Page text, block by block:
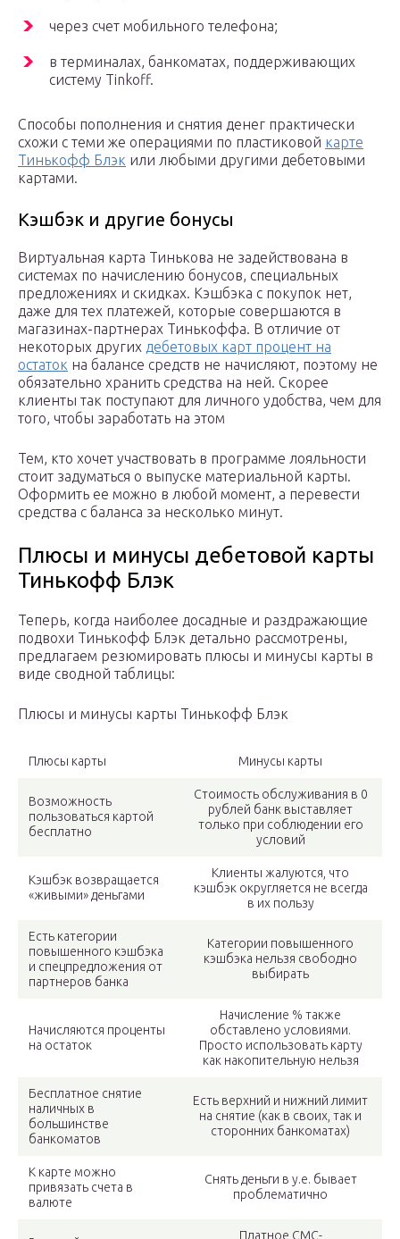
через счет мобильного телефона;
в терминалах, банкоматах, поддерживающих
систему Tinkoff.
Способы пополнения и снятия денег практически
схожи с теми же операциями по пластиковой карте
Тинькофф Блэк или любыми другими дебетовыми
картами.
Кэшбэк и другие бонусы
Виртуальная карта Тинькова не задействована в
системах по начислению бонусов, специальных
предложениях и скидках. Кэшбэка с покупок нет,
даже для тех платежей, которые совершаются в
магазинах-партнерах Тинькоффа. В отличие от
некоторых других дебетовых карт процент на
остаток на балансе средств не начисляют, поэтому не
обязательно хранить средства на ней. Скорее
клиенты так поступают для личного удобства, чем для
того, чтобы заработать на этом
Тем, кто хочет участвовать в программе лояльности
стоит задуматься о выпуске материальной карты.
Оформить ее можно в любой момент, а перевести
средства с баланса за несколько минут.
Плюсы и минусы дебетовой карты
Тинькофф Блэк
Теперь, когда наиболее досадные и раздражающие
подвохи Тинькофф Блэк детально рассмотрены,
предлагаем резюмировать плюсы и минусы карты в
виде сводной таблицы:
Плюсы и минусы карты Тинькофф Блэк
Плюсы карты Минусы карты
Возможность
пользоваться картой
бесплатно
Стоимость обслуживания в 0
рублей банк выставляет
только при соблюдении его
условий
Кэшбэк возвращается
«живыми» деньгами
Клиенты жалуются, что
кэшбэк округляется не всегда
в их пользу
Есть категории
повышенного кэшбэка
и спецпредложения от
партнеров банка
Категории повышенного
кэшбэка нельзя свободно
выбирать
Начисляются проценты
на остаток
Начисление % также
обставлено условиями.
Просто использовать карту
как накопительную нельзя
Бесплатное снятие
наличных в
большинстве
банкоматов
Есть верхний и нижний лимит
на снятие (как в своих, так и
сторонних банкоматах)
К карте можно
привязать счета в
валюте
Снять деньги в у.е. бывает
проблематично
Платное СМС-